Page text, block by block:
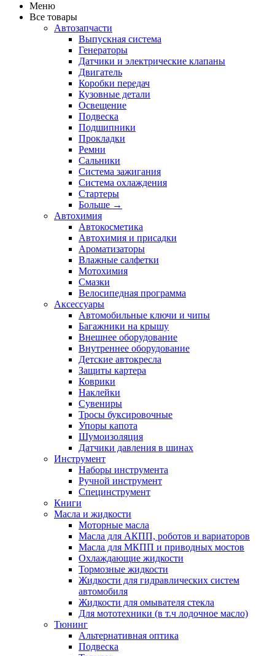
Меню
Все товары
Автозапчасти
Выпускная система
Генераторы
Датчики и электрические клапаны
Двигатель
Коробки передач
Кузовные детали
Освещение
Подвеска
Подшипники
Прокладки
Ремни
Сальники
Система зажигания
Система охлаждения
Стартеры
Больше →
Автохимия
Автокосметика
Автохимия и присадки
Ароматизаторы
Влажные салфетки
Мотохимия
Смазки
Велосипедная программа
Аксессуары
Автомобильные ключи и чипы
Багажники на крышу
Внешнее оборудование
Внутреннее оборудование
Детские автокресла
Защиты картера
Коврики
Наклейки
Сувениры
Тросы буксировочные
Упоры капота
Шумоизоляция
Датчики давления в шинах
Инструмент
Наборы инструмента
Ручной инструмент
Специнструмент
Книги
Масла и жидкости
Моторные масла
Масла для АКПП, роботов и вариаторов
Масла для МКПП и приводных мостов
Охлаждающие жидкости
Тормозные жидкости
Жидкости для гидравлических систем
автомобиля
Жидкости для омывателя стекла
Для мототехники (в т.ч лодочное масло)
Тюнинг
Альтернативная оптика
Подвеска